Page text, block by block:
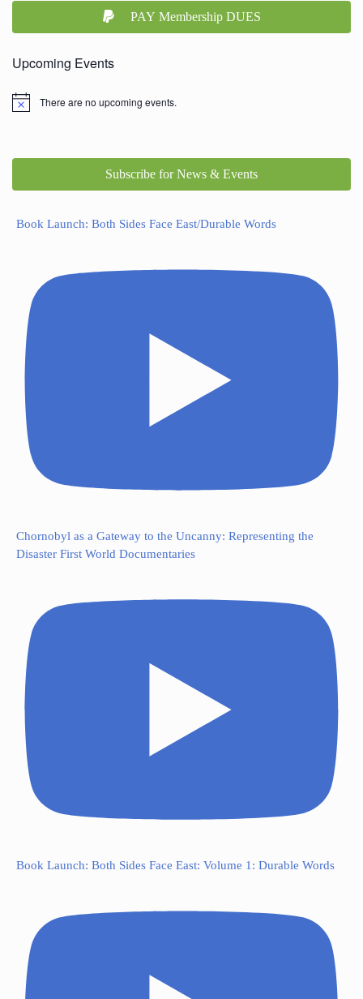
PAY Membership DUES
Upcoming Events
There are no upcoming events.
Subscribe for News & Events
Book Launch: Both Sides Face East/Durable Words
Chornobyl as a Gateway to the Uncanny: Representing the
Disaster First World Documentaries
Book Launch: Both Sides Face East: Volume 1: Durable Words